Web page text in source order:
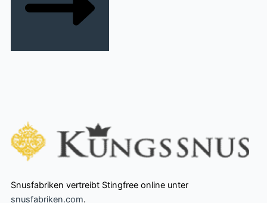
Snusfabriken vertreibt Stingfree online unter
snusfabriken.com.